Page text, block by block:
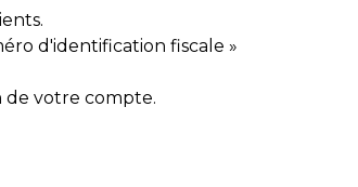
d'identification fiscale »
de votre compte.